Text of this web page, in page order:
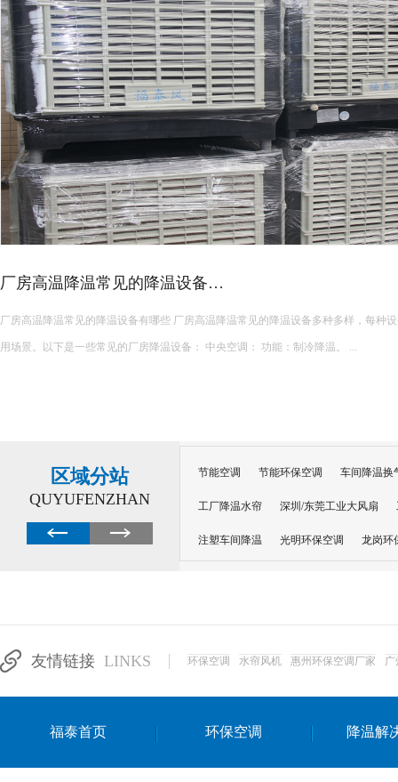
皮革车间降温措施有哪些？
皮革车间使用蒸发冷空调的降温措施及相关要点如下： 设备选型 根据面积：如果车间面积较小，如 200 平方
米以下，可选择单台小型蒸发冷空调。若车间面积较大，如 1000 平方米以上，可能
区域分站
QUYUFENZHAN
节能空调 节能环保空调 车间降温换
工厂降温水帘 深圳/东莞工业大风扇
注塑车间降温 光明环保空调 龙岗环
达州工业省电安装
友情链接 LINKS 环保空调 水帘风机 惠州环保空调厂家 广
福泰首页 环保空调 降温解